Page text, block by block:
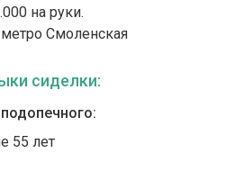
на руки.
метро Смоленская
сиделки:
55 лет